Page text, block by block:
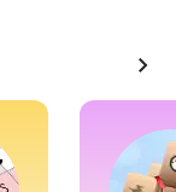
chevron_right